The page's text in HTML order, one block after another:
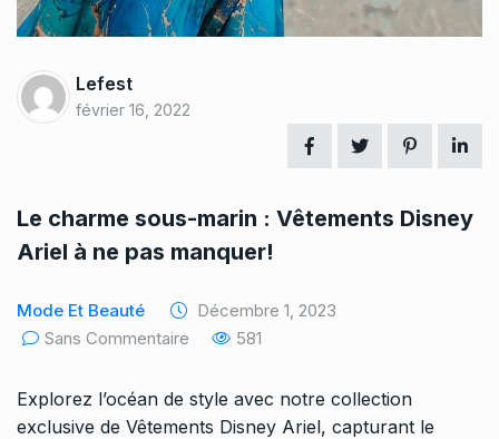
Lefest
février 16, 2022
Le charme sous-marin : Vêtements Disney
Ariel à ne pas manquer!
Mode Et Beauté
Décembre 1, 2023
Sans Commentaire
581
Explorez l’océan de style avec notre collection
exclusive de Vêtements Disney Ariel, capturant le